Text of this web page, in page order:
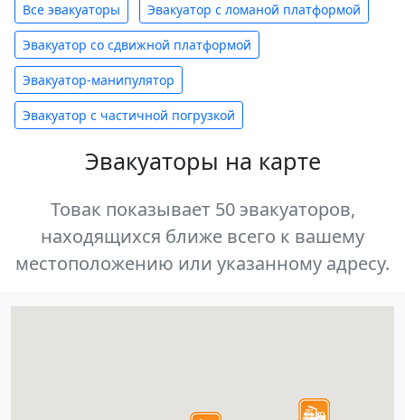
Все эвакуаторы Эвакуатор с ломаной платформой
Эвакуатор со сдвижной платформой
Эвакуатор-манипулятор
Эвакуатор с частичной погрузкой
Эвакуаторы на карте
Товак показывает 50 эвакуаторов,
находящихся ближе всего к вашему
местоположению или указанному адресу.